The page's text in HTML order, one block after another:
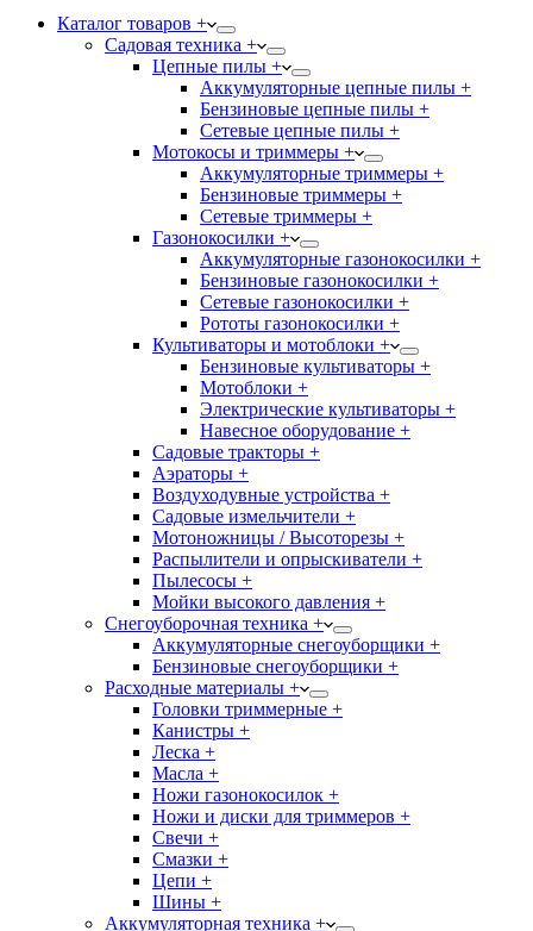
Каталог товаров +
Садовая техника +
Цепные пилы +
Аккумуляторные цепные пилы +
Бензиновые цепные пилы +
Сетевые цепные пилы +
Мотокосы и триммеры +
Аккумуляторные триммеры +
Бензиновые триммеры +
Сетевые триммеры +
Газонокосилки +
Аккумуляторные газонокосилки +
Бензиновые газонокосилки +
Сетевые газонокосилки +
Рототы газонокосилки +
Культиваторы и мотоблоки +
Бензиновые культиваторы +
Мотоблоки +
Электрические культиваторы +
Навесное оборудование +
Садовые тракторы +
Аэраторы +
Воздуходувные устройства +
Садовые измельчители +
Мотоножницы / Высоторезы +
Распылители и опрыскиватели +
Пылесосы +
Мойки высокого давления +
Снегоуборочная техника +
Аккумуляторные снегоуборщики +
Бензиновые снегоуборщики +
Расходные материалы +
Головки триммерные +
Канистры +
Леска +
Масла +
Ножи газонокосилок +
Ножи и диски для триммеров +
Свечи +
Смазки +
Цепи +
Шины +
Аккумуляторная техника +